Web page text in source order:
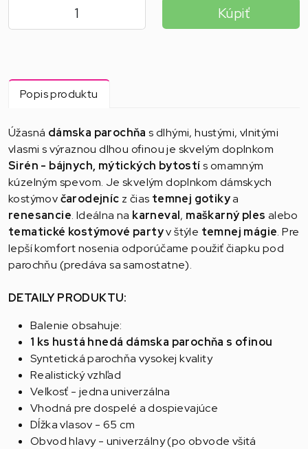
Kúpiť
Popis produktu
Úžasná dámska parochňa s dlhými, hustými, vlnitými
vlasmi s výraznou dlhou ofinou je skvelým doplnkom
Sirén - bájnych, mýtických bytostís omamným
kúzelným spevom. Je skvelým doplnkom dámskych
kostýmovčarodejníc z čias temnej gotikya
renesancie. Ideálna na karneval, maškarný ples alebo
tematické kostýmové partyv štýle temnej mágie. Pre
lepší komfort nosenia odporúčame použiť čiapku pod
parochňu (predáva sa samostatne).
DETAILY PRODUKTU:
Balenie obsahuje:
1 ks hustá hnedá dámska parochňa s ofinou
Syntetická parochňa vysokej kvality
Realistický vzhľad
Veľkosť - jedna univerzálna
Vhodná pre dospelé a dospievajúce
Dĺžka vlasov - 65 cm
Obvod hlavy - univerzálny (po obvode všitá